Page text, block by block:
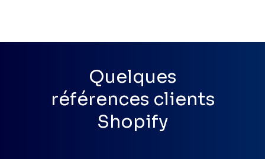
Quelques
références clients
Shopify